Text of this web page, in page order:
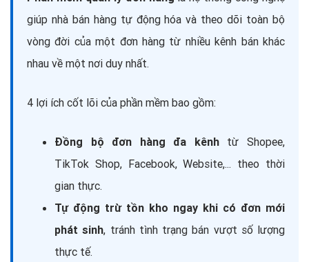
giúp nhà bán hàng tự động hóa và theo dõi toàn bộ
vòng đời của một đơn hàng từ nhiều kênh bán khác
nhau về một nơi duy nhất.
4 lợi ích cốt lõi của phần mềm bao gồm:
Đồng bộ đơn hàng đa kênhtừ Shopee,
TikTok Shop, Facebook, Website,... theo thời
gian thực.
Tự động trừ tồn kho ngay khi có đơn mới
phát sinh, tránh tình trạng bán vượt số lượng
thực tế.